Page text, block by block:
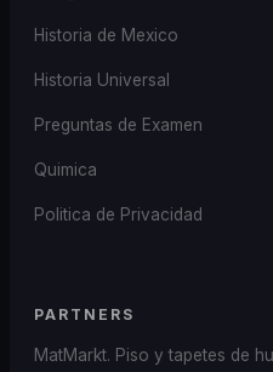
Historia de Mexico
Historia Universal
Preguntas de Examen
Quimica
Politica de Privacidad
PARTNERS
MatMarkt. Piso y tapetes de